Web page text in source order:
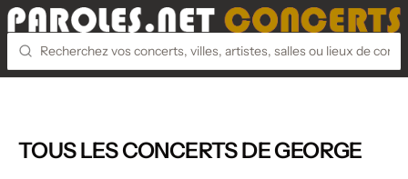
TOUS LES CONCERTS DE GEORGE